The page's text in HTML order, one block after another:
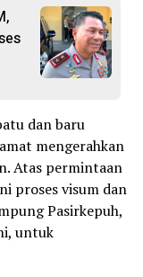
dan baru
mengerahkan
Atas permintaan
proses visum dan
Pasirkepuh,
untuk